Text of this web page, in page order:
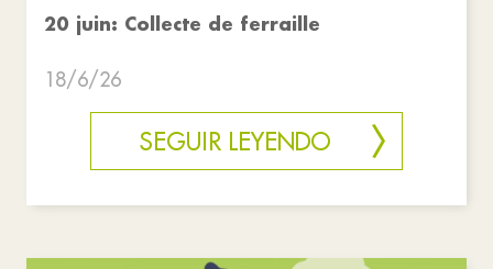
20 juin: Collecte de ferraille
18/6/26
SEGUIR LEYENDO